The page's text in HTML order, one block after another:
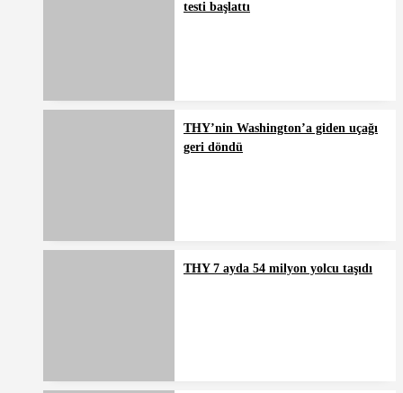
testi başlattı
THY’nin Washington’a giden uçağı
geri döndü
THY 7 ayda 54 milyon yolcu taşıdı